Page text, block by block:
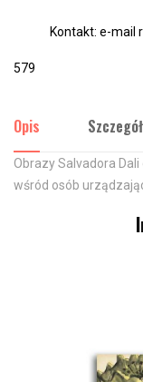
Kontakt: e-mail
579
Opis
Obrazy Salvadora
wśród osób